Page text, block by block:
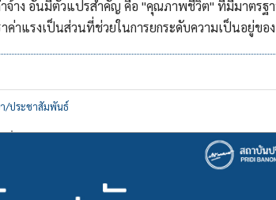
จ้าง อันมีตัวแปรสำคัญ คือ "คุณภาพชีวิต" ที่มีมาตรฐ
ค่าแรงเป็นส่วนที่ช่วยในการยกระดับความเป็นอยู่ขอ
/ประชาสัมพันธ์